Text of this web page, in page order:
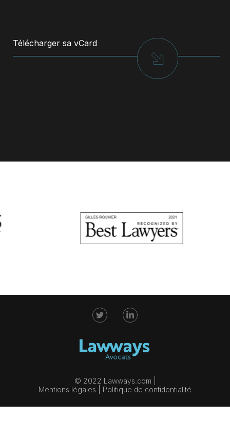
Télécharger sa vCard
© 2022 Lawways.com |
Mentions légales
Politique de confidentialité